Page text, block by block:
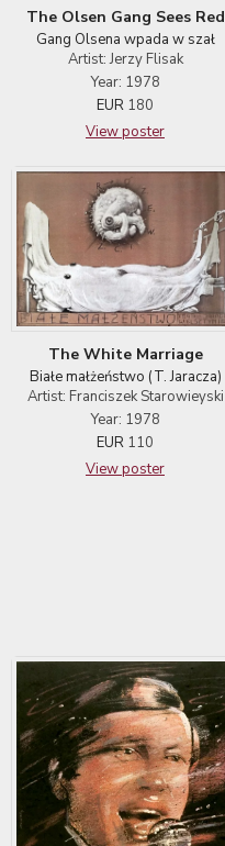
The Olsen Gang Sees Red
Gang Olsena wpada w szał
Artist: Jerzy Flisak
Year: 1978
EUR 180
View poster
The White Marriage
Białe małżeństwo (T. Jaracza)
Artist: Franciszek Starowieyski
Year: 1978
EUR 110
View poster